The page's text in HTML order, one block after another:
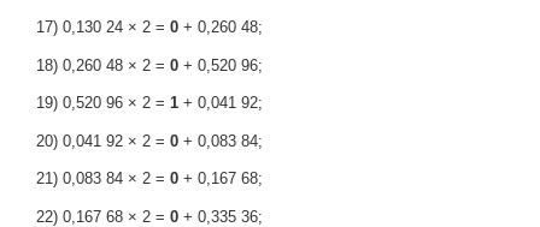
17) 0,130 24 × 2 = 0+ 0,260 48;
18) 0,260 48 × 2 = 0+ 0,520 96;
19) 0,520 96 × 2 = 1+ 0,041 92;
20) 0,041 92 × 2 = 0+ 0,083 84;
21) 0,083 84 × 2 = 0+ 0,167 68;
22) 0,167 68 × 2 = 0+ 0,335 36;